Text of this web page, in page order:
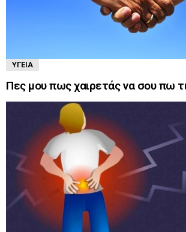
ΥΓΕΊΑ
Πες μου πως χαιρετάς να σου πω